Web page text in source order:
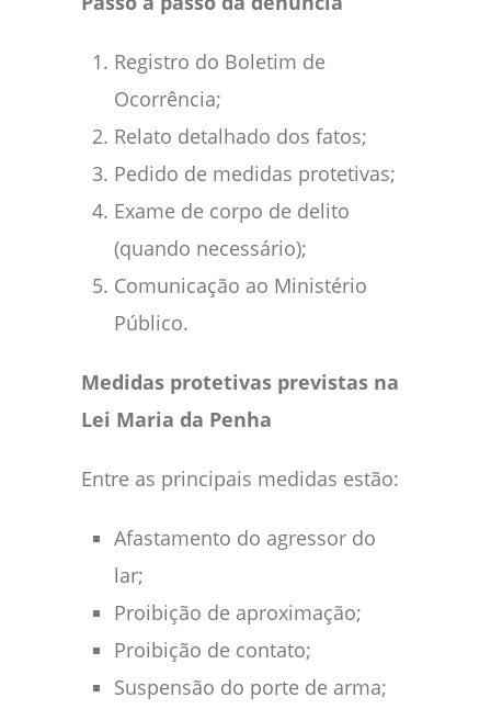
Registro do Boletim de
Ocorrência;
Relato detalhado dos fatos;
Pedido de medidas protetivas;
Exame de corpo de delito
(quando necessário);
Comunicação ao Ministério
Público.
Medidas protetivas previstas na
Lei Maria da Penha
Entre as principais medidas estão:
Afastamento do agressor do
lar;
Proibição de aproximação;
Proibição de contato;
Suspensão do porte de arma;